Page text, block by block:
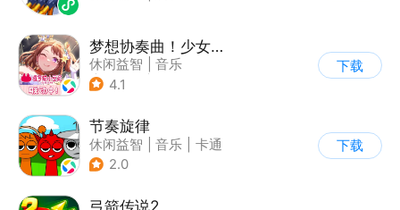
梦想协奏曲！少女乐团派对！
休闲益智
音乐
| 美少女
4.1
下载
节奏旋律
休闲益智 音乐
卡通
2.0
下载
弓箭传说2